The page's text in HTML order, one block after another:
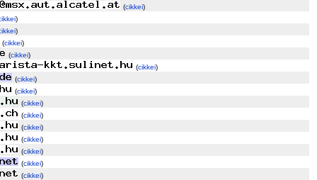
(cikkei)
)
)
(cikkei)
(cikkei)
(cikkei)
(cikkei)
(cikkei)
(cikkei)
(cikkei)
(cikkei)
(cikkei)
(cikkei)
(cikkei)
(cikkei)